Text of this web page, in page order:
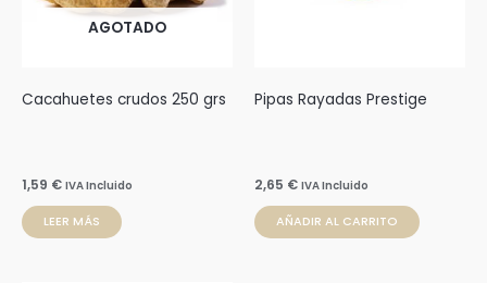
AGOTADO
Cacahuetes crudos 250 grs
1,59 € IVA Incluido
LEER MÁS
Pipas Rayadas Prestige
2,65 € IVA Incluido
AÑADIR AL CARRITO